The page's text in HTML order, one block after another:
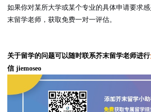
如果你对某所大学或某个专业的具体申请要求
末留学老师，获取免费一对一评估。
关于留学的问题可以随时联系芥末留学老师进行
信 jiemoseo